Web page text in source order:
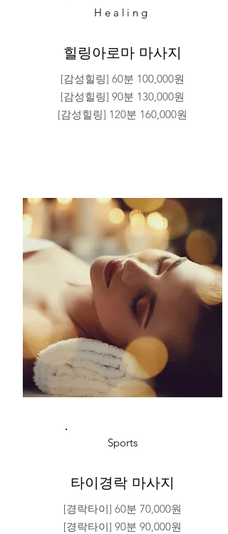
Healing
힐링아로마 마사지
[감성힐링] 60분 100,000원
[감성힐링] 90분 130,000원
[감성힐링] 120분 160,000원
Sports
타이경락 마사지
[경락타이] 60분 70,000원
[경락타이] 90분 90,000원